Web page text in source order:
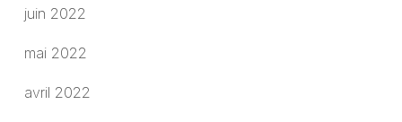
juin 2022
mai 2022
avril 2022